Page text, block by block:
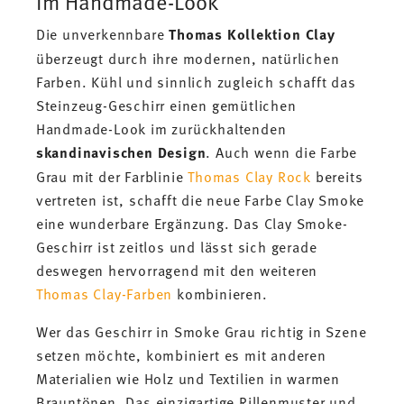
Die unverkennbareThomas Kollektion Clay
überzeugt durch ihre modernen, natürlichen
Farben. Kühl und sinnlich zugleich schafft das
Steinzeug-Geschirr einen gemütlichen
Handmade-Look im zurückhaltenden
skandinavischen Design. Auch wenn die Farbe
Grau mit der FarblinieThomas Clay Rock bereits
vertreten ist, schafft die neue Farbe Clay Smoke
eine wunderbare Ergänzung. Das Clay Smoke-
Geschirr ist zeitlos und lässt sich gerade
deswegen hervorragend mit den weiteren
Thomas Clay-Farben kombinieren.
Wer das Geschirr in Smoke Grau richtig in Szene
setzen möchte, kombiniert es mit anderen
Materialien wie Holz und Textilien in warmen